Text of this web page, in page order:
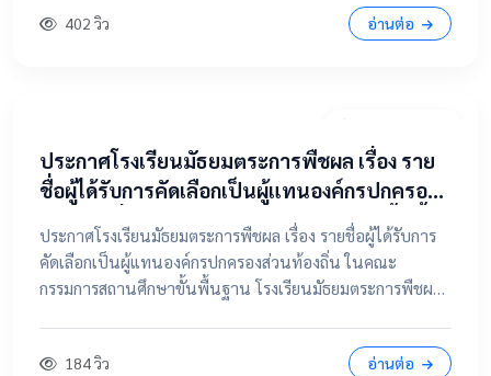
402 วิว อ่านต่อ
ประกาศโรงเรียนมัธยมตระการพืชผล เรื่อง ราย
ชื่อผู้ได้รับการคัดเลือกเป็นผู้แทนองค์กรปกครอง
ส่วนท้องถิ่น ในคณะกรรมการสถานศึกษาขั้นพื้น
ฐาน
ประกาศโรงเรียนมัธยมตระการพืชผล เรื่อง รายชื่อผู้ได้รับการ
คัดเลือกเป็นผู้แทนองค์กรปกครองส่วนท้องถิ่น ในคณะ
กรรมการสถานศึกษาขั้นพื้นฐาน โรงเรียนมัธยมตระการพืชผล
184 วิว อ่านต่อ